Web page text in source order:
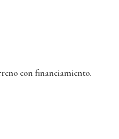
con financiamiento.